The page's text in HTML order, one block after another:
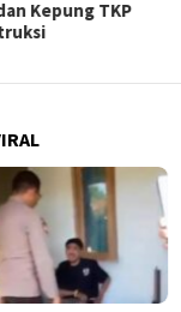
Kepung TKP